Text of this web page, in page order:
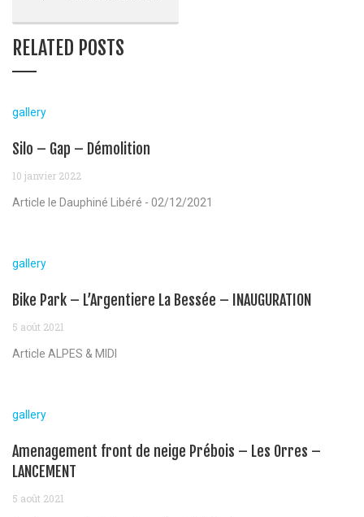
RELATED POSTS
gallery
Silo – Gap – Démolition
10 janvier 2022
Article le Dauphiné Libéré - 02/12/2021
gallery
Bike Park – L’Argentiere La Bessée – INAUGURATION
5 août 2021
Article ALPES & MIDI
gallery
Amenagement front de neige Prébois – Les Orres –
LANCEMENT
5 août 2021